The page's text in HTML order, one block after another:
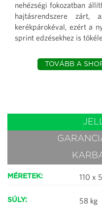
nehézségi fokozatban
hajtásrendszere zárt,
kerékpárokéval, ezért a
sprint edzésekhez is
TOVÁBB A
MÉRETEK: 110 x
SÚLY: 58 kg